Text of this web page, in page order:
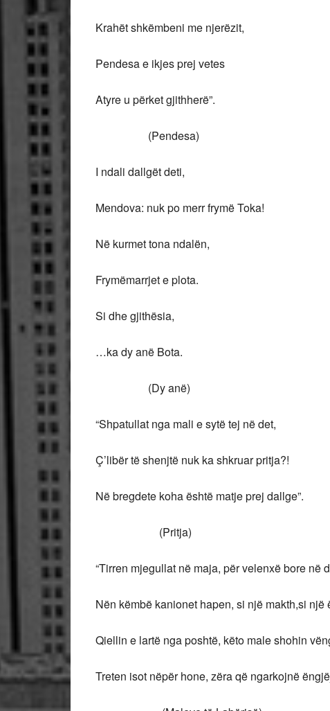
Krahët shkëmbeni me njerëzit,
Pendesa e ikjes prej vetes
Atyre u përket gjithherë”.
(Pendesa)
I ndali dallgët deti,
Mendova: nuk po merr frymë Toka!
Në kurmet tona ndalën,
Frymëmarrjet e plota.
Si dhe gjithësia,
…ka dy anë Bota.
(Dy anë)
“Shpatullat nga mali e sytë tej në det,
Ç’libër të shenjtë nuk ka shkruar pritja?!
Në bregdete koha është matje prej dallge”.
(Pritja)
“Tirren mjegullat në maja, për velenxë bore në
Nën këmbë kanionet hapen, si një makth,si një
Qiellin e lartë nga poshtë, këto male shohin
Treten isot nëpër hone, zëra që ngarkojnë